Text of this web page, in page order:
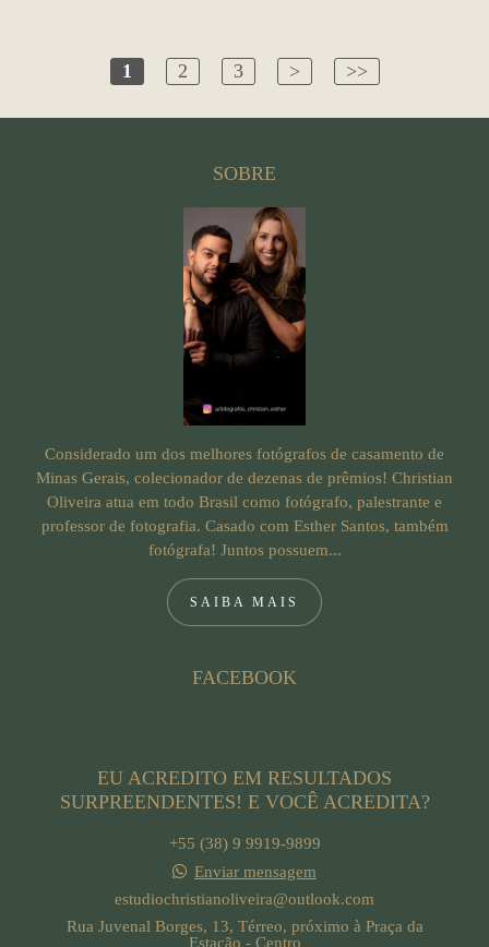
1 2 3 > >>
SOBRE
Considerado um dos melhores fotógrafos de casamento de
Minas Gerais, colecionador de dezenas de prêmios! Christian
Oliveira atua em todo Brasil como fotógrafo, palestrante e
professor de fotografia. Casado com Esther Santos, também
fotógrafa! Juntos possuem...
SAIBA MAIS
FACEBOOK
EU ACREDITO EM RESULTADOS
SURPREENDENTES! E VOCÊ ACREDITA?
+55 (38) 9 9919-9899
Enviar mensagem
estudiochristianoliveira@outlook.com
Rua Juvenal Borges, 13, Térreo, próximo à Praça da
Estação - Centro